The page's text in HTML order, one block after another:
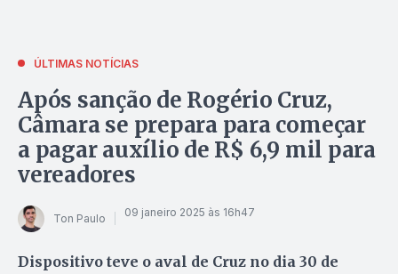
ÚLTIMAS NOTÍCIAS
Após sanção de Rogério Cruz,
Câmara se prepara para começar
a pagar auxílio de R$ 6,9 mil para
vereadores
Ton Paulo 09 janeiro 2025 às 16h47
Dispositivo teve o aval de Cruz no dia 30 de